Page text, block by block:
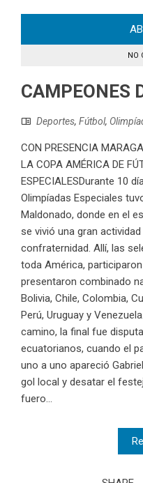
NO
CAMPEONES
Deportes, Fútbol,
CON PRESENCIA
LA COPA AMÉRICA DE
ESPECIALESDurante 10
Olimpíadas Especiales
Maldonado, donde en el
se vivió una gran
confraternidad. Allí, las
toda América,
presentaron combinado
Bolivia, Chile, Colombia,
Perú, Uruguay y
camino, la final fue
ecuatorianos, cuando el
uno a uno apareció
gol local y desatar el
fuero...